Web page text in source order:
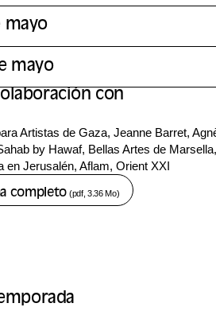
mayo
mayo
con
Artistas de Gaza, Jeanne Barret,
by Hawaf, Bellas Artes de
en Jerusalén, Aflam, Orient XXI
completo (pdf, 3.36 Mo)